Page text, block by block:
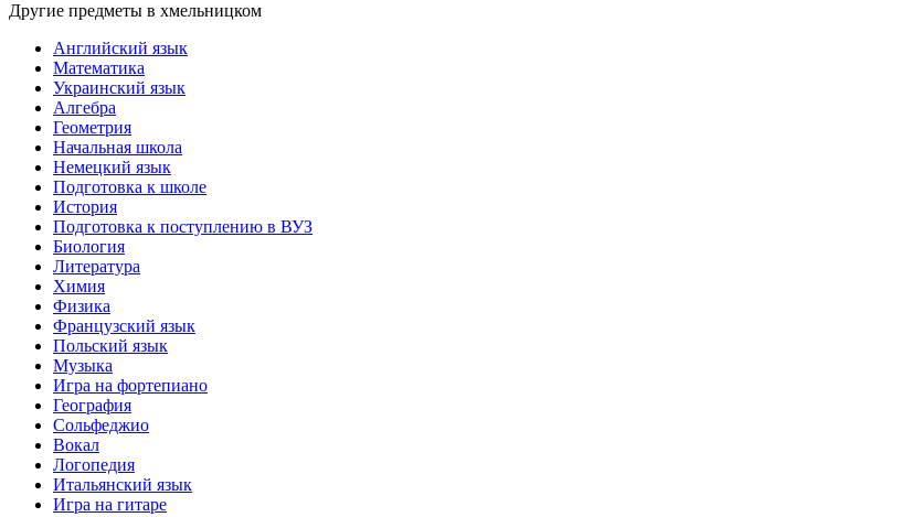
Другие предметы в хмельницком
Английский язык
Математика
Украинский язык
Алгебра
Геометрия
Начальная школа
Немецкий язык
Подготовка к школе
История
Подготовка к поступлению в ВУЗ
Биология
Литература
Химия
Физика
Французский язык
Польский язык
Музыка
Игра на фортепиано
География
Сольфеджио
Вокал
Логопедия
Итальянский язык
Игра на гитаре